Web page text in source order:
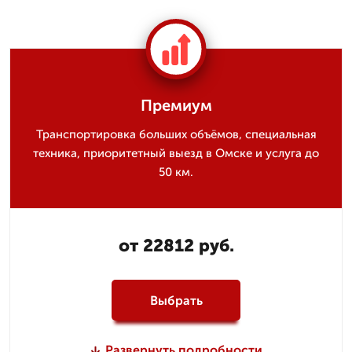
Премиум
Транспортировка больших объёмов, специальная
техника, приоритетный выезд в Омске и услуга до
50 км.
от 22812 руб.
Выбрать